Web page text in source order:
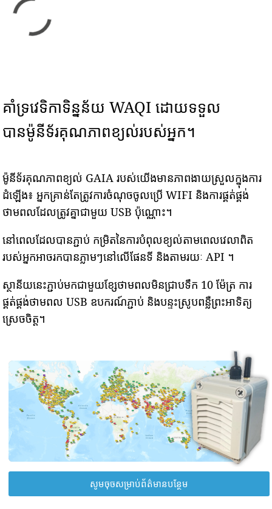
គាំទ្រវេទិកាទិន្នន័យ WAQI ដោយទទួល
បានម៉ូនីទ័រគុណភាពខ្យល់របស់អ្នក។
ម៉ូនីទ័រគុណភាពខ្យល់ GAIA របស់យើងមានភាពងាយស្រួលក្នុងការ
ដំឡើង៖ អ្នកគ្រាន់តែត្រូវការចំណុចចូលប្រើ WIFI និងការផ្គត់ផ្គង់
ថាមពលដែលត្រូវគ្នាជាមួយ USB ប៉ុណ្ណោះ។
នៅពេលដែលបានភ្ជាប់ កម្រិតនៃការបំពុលខ្យល់តាមពេលវេលាពិត
របស់អ្នកអាចរកបានភ្លាមៗនៅលើផែនទី និងតាមរយៈ API ។
ស្ថានីយនេះភ្ជាប់មកជាមួយខ្សែថាមពលមិនជ្រាបទឹក 10 ម៉ែត្រ ការ
ផ្គត់ផ្គង់ថាមពល USB ឧបករណ៍ភ្ជាប់ និងបន្ទះស្រូបពន្លឺព្រះអាទិត្យ
ស្រេចចិត្ត។
សូមចុចសម្រាប់ព័ត៌មានបន្ថែម